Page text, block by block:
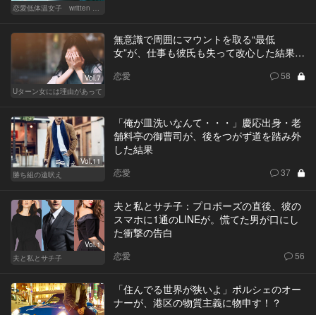
Vol.7
Uターン女には理由があって
無意識で周囲にマウントを取る“最低
女”が、仕事も彼氏も失って改心した結果…
恋愛 58
Vol.11
勝ち組の遠吠え
「俺が皿洗いなんて・・・」慶応出身・老
舗料亭の御曹司が、後をつがず道を踏み外
した結果
恋愛 37
Vol.1
夫と私とサチ子
夫と私とサチ子：プロポーズの直後、彼の
スマホに1通のLINEが。慌てた男が口にし
た衝撃の告白
恋愛 56
「住んでる世界が狭いよ」ポルシェのオー
ナーが、港区の物質主義に物申す！？